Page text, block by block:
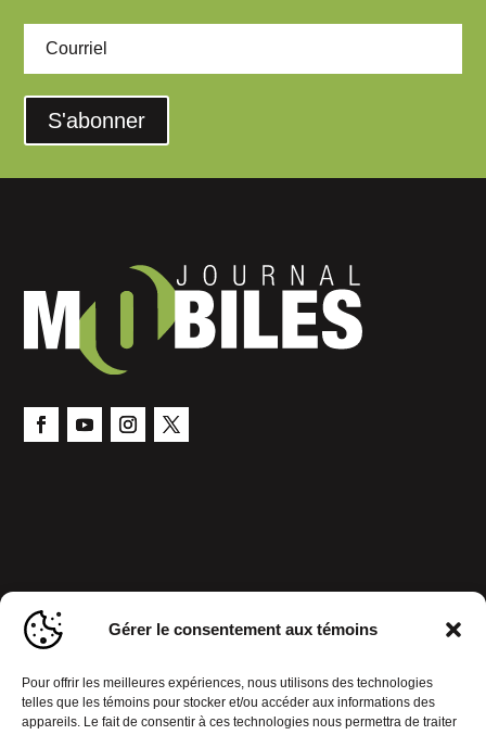
Gérer le consentement aux témoins
Pour offrir les meilleures expériences, nous utilisons des technologies
telles que les témoins pour stocker et/ou accéder aux informations des
appareils. Le fait de consentir à ces technologies nous permettra de traiter
S'abonner